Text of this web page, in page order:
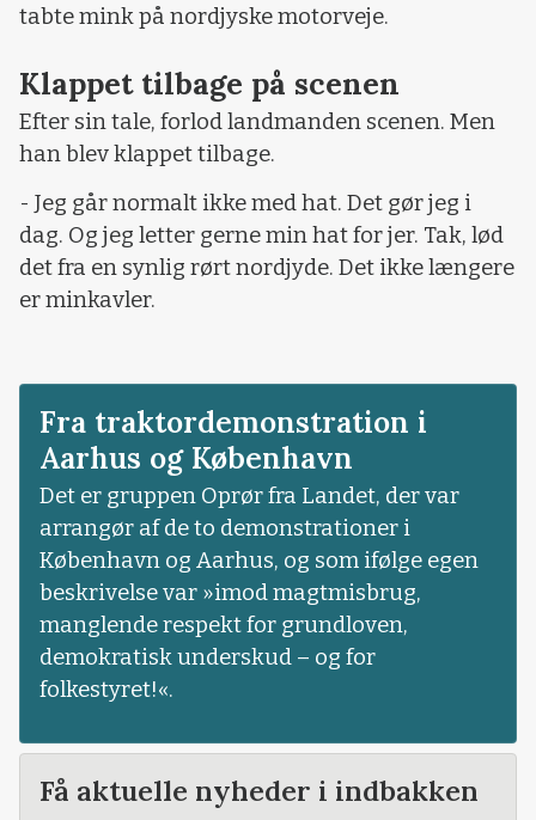
tabte mink på nordjyske motorveje.
Klappet tilbage på scenen
Efter sin tale, forlod landmanden scenen. Men
han blev klappet tilbage.
- Jeg går normalt ikke med hat. Det gør jeg i
dag. Og jeg letter gerne min hat for jer. Tak, lød
det fra en synlig rørt nordjyde. Det ikke længere
er minkavler.
Fra traktordemonstration i
Aarhus og København
Det er gruppen Oprør fra Landet, der var
arrangør af de to demonstrationer i
København og Aarhus, og som ifølge egen
beskrivelse var »imod magtmisbrug,
manglende respekt for grundloven,
demokratisk underskud – og for
folkestyret!«.
Få aktuelle nyheder i indbakken